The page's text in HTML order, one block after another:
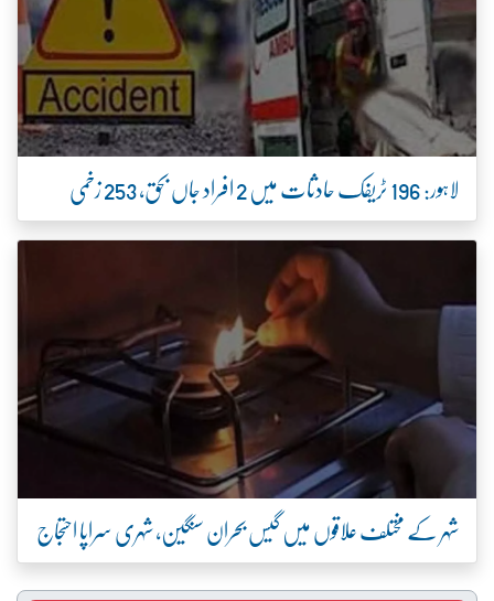
لاہور: 196 ٹریفک حادثات میں 2 افراد جاں بحق، 253 زخمی
شہر کے مختلف علاقوں میں گیس بحران سنگین، شہری سراپا احتجاج